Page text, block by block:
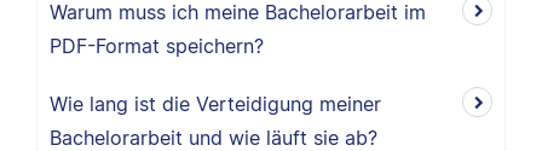
Warum muss ich meine Bachelorarbeit im
PDF-Format speichern?
Wie lang ist die Verteidigung meiner
Bachelorarbeit und wie läuft sie ab?